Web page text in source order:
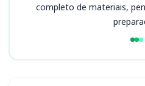
completo de materiais,